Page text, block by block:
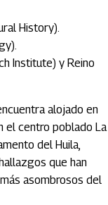
History).
Institute) y Reino
alojado en
el centro poblado La
del Huila,
que han
asombrosos del